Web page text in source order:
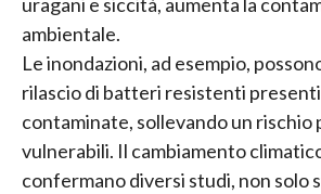
ambientale.
Le inondazioni, ad esempio,
rilascio di batteri resistenti
contaminate, sollevando un rischio
vulnerabili. Il cambiamento
confermano diversi studi, non solo